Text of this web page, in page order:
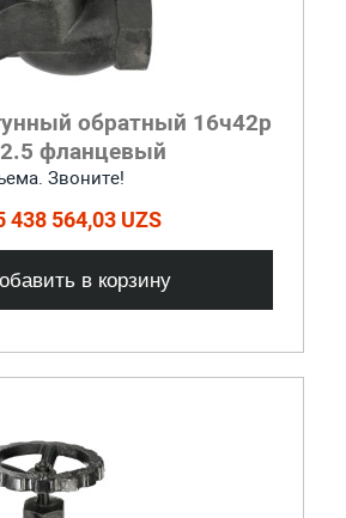
обратный 16ч42р
фланцевый
Звоните!
438 564,03 UZS
в корзину